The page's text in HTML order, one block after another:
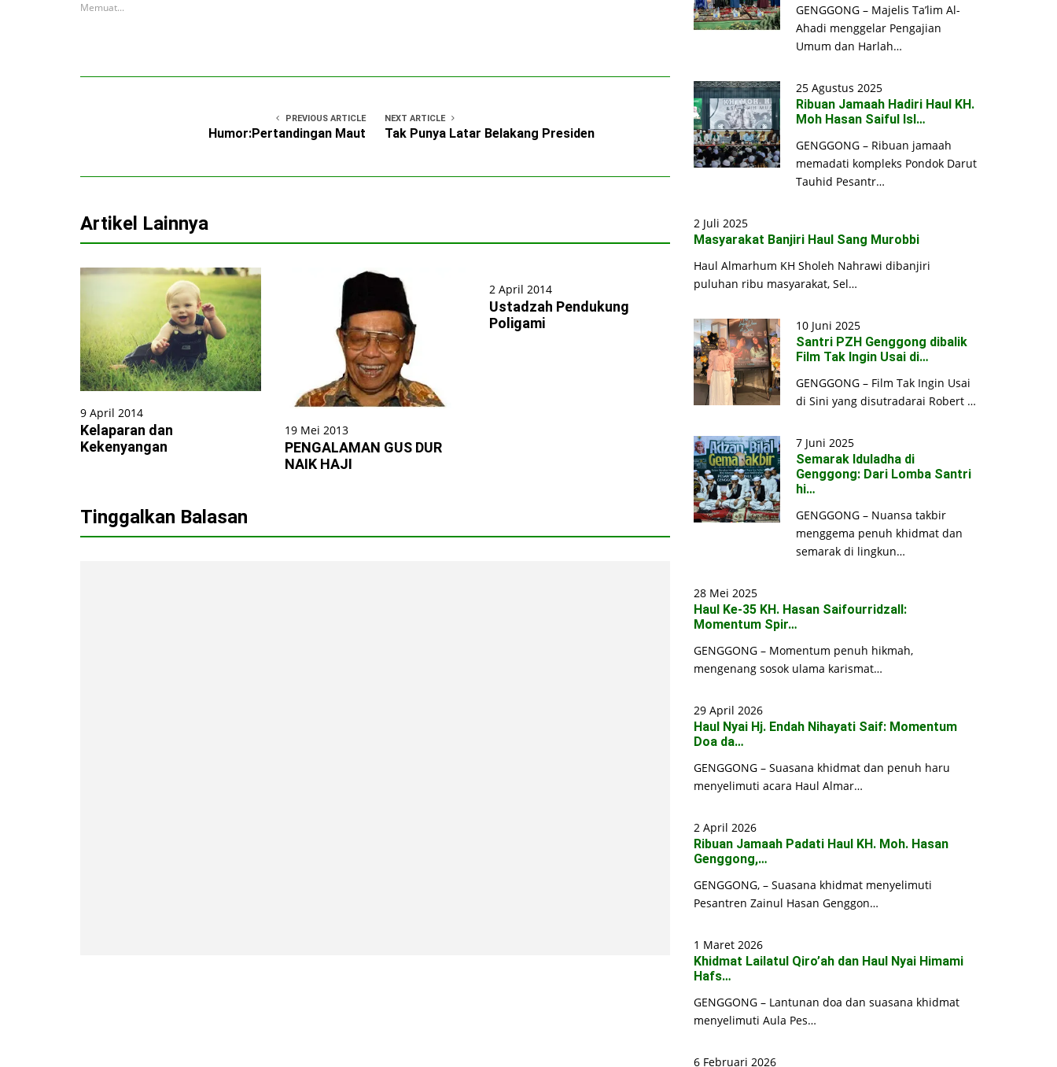
Memuat...
PREVIOUS ARTICLE
Humor:Pertandingan Maut
NEXT ARTICLE
Tak Punya Latar Belakang Presiden
Artikel Lainnya
9 April 2014
Kelaparan dan
Kekenyangan
19 Mei 2013
PENGALAMAN GUS DUR
NAIK HAJI
2 April 2014
Ustadzah Pendukung
Poligami
Tinggalkan Balasan
GENGGONG – Majelis Ta’lim Al-
Ahadi menggelar Pengajian
Umum dan Harlah…
25 Agustus 2025
Ribuan Jamaah Hadiri Haul KH.
Moh Hasan Saiful Isl…
GENGGONG – Ribuan jamaah
memadati kompleks Pondok Darut
Tauhid Pesantr…
2 Juli 2025
Masyarakat Banjiri Haul Sang Murobbi
Haul Almarhum KH Sholeh Nahrawi dibanjiri
puluhan ribu masyarakat, Sel…
10 Juni 2025
Santri PZH Genggong dibalik
Film Tak Ingin Usai di…
GENGGONG – Film Tak Ingin Usai
di Sini yang disutradarai Robert …
7 Juni 2025
Semarak Iduladha di
Genggong: Dari Lomba Santri
hi…
GENGGONG – Nuansa takbir
menggema penuh khidmat dan
semarak di lingkun…
28 Mei 2025
Haul Ke-35 KH. Hasan Saifourridzall:
Momentum Spir…
GENGGONG – Momentum penuh hikmah,
mengenang sosok ulama karismat…
29 April 2026
Haul Nyai Hj. Endah Nihayati Saif: Momentum
Doa da…
GENGGONG – Suasana khidmat dan penuh haru
menyelimuti acara Haul Almar…
2 April 2026
Ribuan Jamaah Padati Haul KH. Moh. Hasan
Genggong,…
GENGGONG, – Suasana khidmat menyelimuti
Pesantren Zainul Hasan Genggon…
1 Maret 2026
Khidmat Lailatul Qiro’ah dan Haul Nyai Himami
Hafs…
GENGGONG – Lantunan doa dan suasana khidmat
menyelimuti Aula Pes…
6 Februari 2026